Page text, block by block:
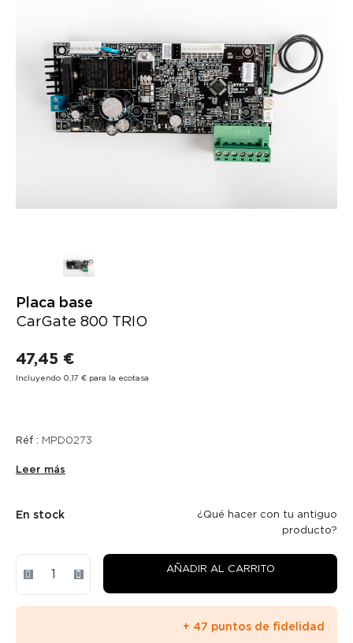
Placa base
CarGate 800 TRIO
47,45 €
Incluyendo 0,17 € para la ecotasa
Réf : MPD0273
Leer más
En stock
¿Qué hacer con tu antiguo
producto?
AÑADIR AL CARRITO
+ 47 puntos de fidelidad